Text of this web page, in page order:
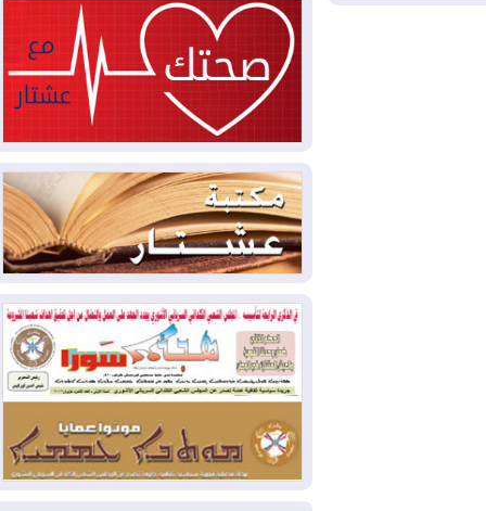
2026-08-04ملفات حقبة الكاظمي تعود إلى
الواجهة.. أنباء عن مراجعات قضائية
وتحقيقات أوسع في قضايا فساد
2026-08-04
بيترو يشكو تزوير الانتخابات
الرئاسية ويحذر من "حرب أهلية" في
كولومبيا
2026-08-03رئيس إقليم كوردستان في
دمشق في زيارة رسمية
2026-08-03العراق يؤكد مجدداً التزامه
بمنع الهجمات على الدول المجاورة
2026-08-03
العجز والاقتراض يطوقان
المالية العراقية.. اقتراض يتجاوز 3 تريليونات
دينار!
2026-08-03كوبا تغرق في الظلام مجددا
وانهيار الشبكة الكهربائية